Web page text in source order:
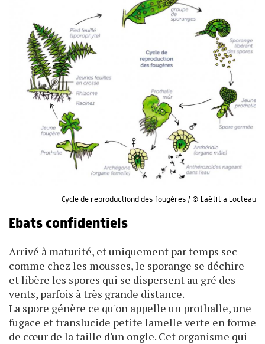
Cycle de reproductiond des fougères / © Laëtitia Locteau
Ebats confidentiels
Arrivé à maturité, et uniquement par temps sec
comme chez les mousses, le sporange se déchire
et libère les spores qui se dispersent au gré des
vents, parfois à très grande distance.
La spore génère ce qu'on appelle un prothalle, une
fugace et translucide petite lamelle verte en forme
de cœur de la taille d'un ongle. Cet organisme qui